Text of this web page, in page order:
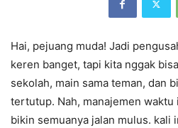
Hai, pejuang muda! Jadi
keren banget, tapi kita nggak
sekolah, main sama teman, dan
tertutup. Nah, manajemen waktu
bikin semuanya jalan mulus. kali